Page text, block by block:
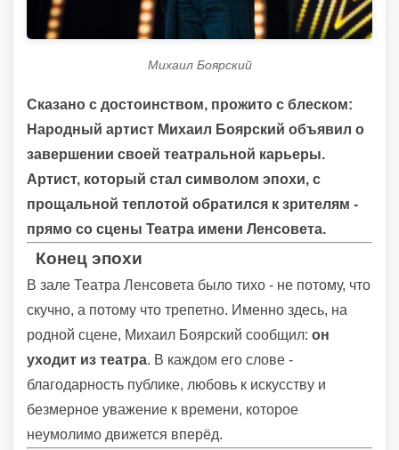
Михаил Боярский
Сказано с достоинством, прожито с блеском:
Народный артист Михаил Боярский объявил о
завершении своей театральной карьеры.
Артист, который стал символом эпохи, с
прощальной теплотой обратился к зрителям -
прямо со сцены Театра имени Ленсовета.
Конец эпохи
В зале Театра Ленсовета было тихо - не потому, что
скучно, а потому что трепетно. Именно здесь, на
родной сцене, Михаил Боярский сообщил: он
уходит из театра. В каждом его слове -
благодарность публике, любовь к искусству и
безмерное уважение к времени, которое
неумолимо движется вперёд.